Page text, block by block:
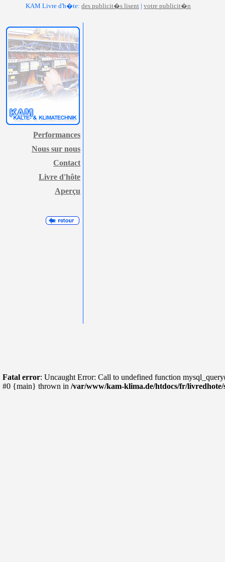
KAM Livre d'h�te: des publicit�s lisent | votre publicit�n
Performances
Nous sur nous
Contact
Livre d'hôte
Aperçu
Fatal error: Uncaught Error: Call to undefined function
#0 {main} thrown in /var/www/kam-klima.de/htdocs/fr/livredhote/